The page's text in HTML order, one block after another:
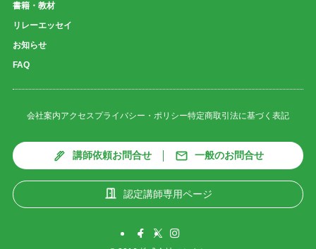
書籍・教材
リレーエッセイ
お知らせ
FAQ
会社案内アクセスプライバシー・ポリシー特定商取引法に基づく表記
講師依頼お問合せ 一般のお問合せ
認定講師専用ページ